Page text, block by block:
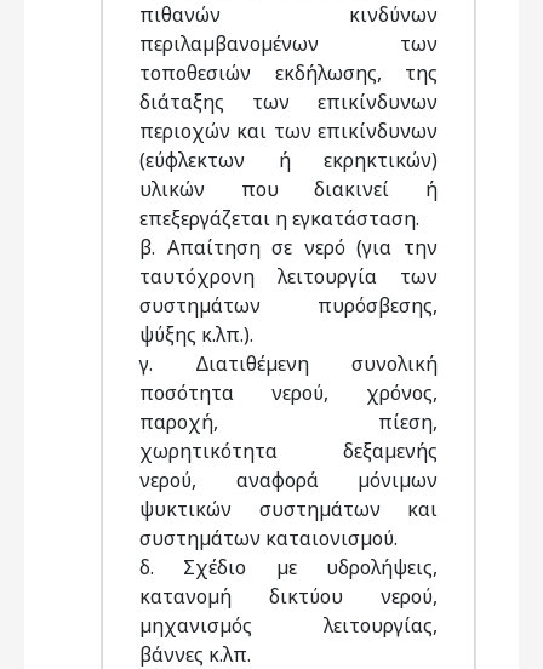
πιθανών κινδύνων
περιλαµβανοµένων των
τοποθεσιών εκδήλωσης, της
διάταξης των επικίνδυνων
περιοχών και των επικίνδυνων
(εύφλεκτων ή εκρηκτικών)
υλικών που διακινεί ή
επεξεργάζεται η εγκατάσταση.
β. Απαίτηση σε νερό (για την
ταυτόχρονη λειτουργία των
συστηµάτων πυρόσβεσης,
ψύξης κ.λπ.).
γ. ∆ιατιθέµενη συνολική
ποσότητα νερού, χρόνος,
παροχή, πίεση,
χωρητικότητα δεξαµενής
νερού, αναφορά µόνιµων
ψυκτικών συστηµάτων και
συστηµάτων καταιονισµού.
δ. Σχέδιο µε υδρολήψεις,
κατανοµή δικτύου νερού,
µηχανισµός λειτουργίας,
βάννες κ.λπ.